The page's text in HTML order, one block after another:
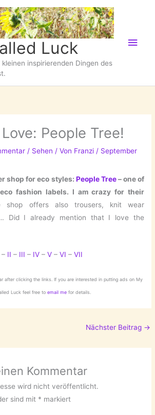
Luck
kleinen inspirierenden Dingen des
People Tree!
/ Sehen / Von Franzi/ September
shop for eco styles: People Tree– one of
fashion labels. I am crazy for their
offers also trousers, knit wear
Did I already mention that I love the
– II – III – IV – V – VI – VII
after clicking the links. If you are interested in putting ads on My
Luck feel free to email me for details.
Nächster Beitrag →
Kommentar
wird nicht veröffentlicht.
sind mit * markiert